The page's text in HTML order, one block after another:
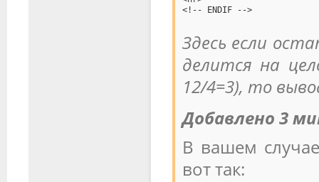
<!-- ENDIF -->
Здесь если
делится на
12/4=3), то
Добавлено 3
В вашем
вот так: